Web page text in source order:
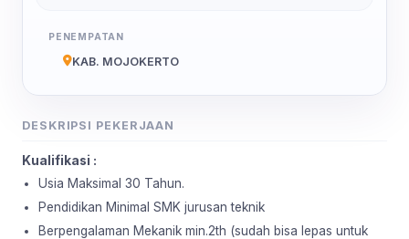
PENEMPATAN
KAB. MOJOKERTO
DESKRIPSI PEKERJAAN
Kualifikasi :
Usia Maksimal 30 Tahun.
Pendidikan Minimal SMK jurusan teknik
Berpengalaman Mekanik min.2th (sudah bisa lepas untuk